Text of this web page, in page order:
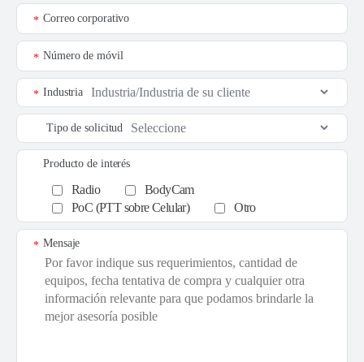
Correo corporativo
*
Número de móvil
*
Industria
*
Tipo de solicitud
Producto de interés
Radio
BodyCam
PoC (PTT sobre Celular)
Otro
Mensaje
*